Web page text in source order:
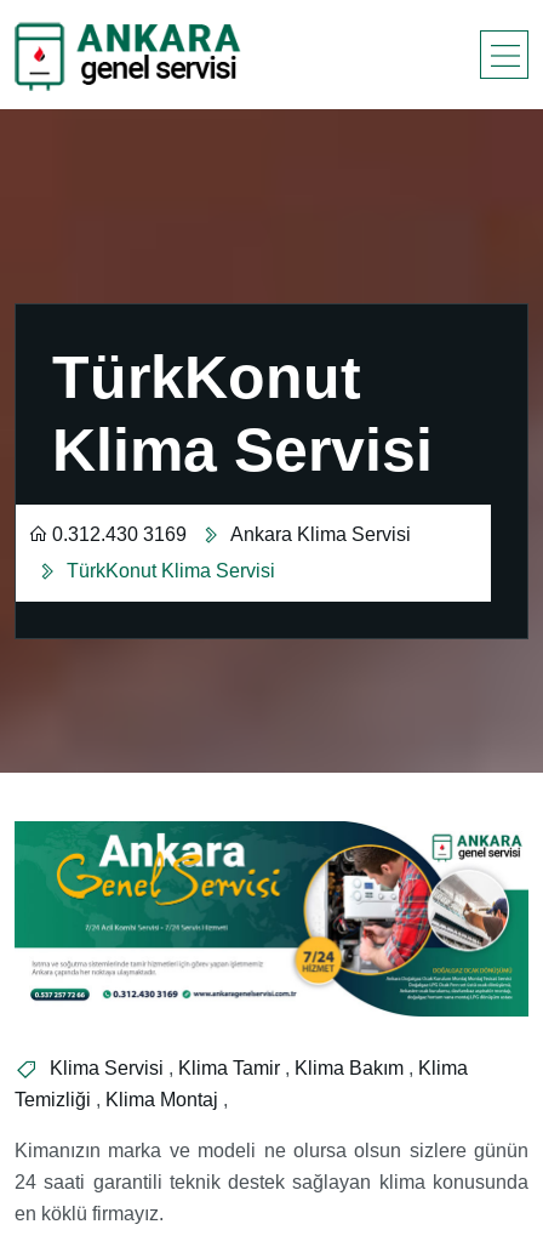
TürkKonut
Klima Servisi
0.312.430 3169
Ankara Klima Servisi
TürkKonut Klima Servisi
Klima Servisi , Klima Tamir , Klima Bakım , Klima
Temizliği , Klima Montaj ,
Kimanızın marka ve modeli ne olursa olsun sizlere günün
24 saati garantili teknik destek sağlayan klima konusunda
en köklü firmayız.